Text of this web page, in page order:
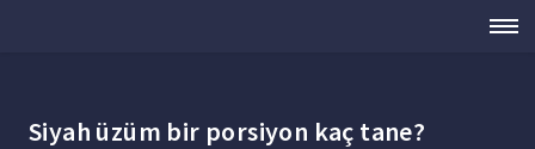
Siyah üzüm bir porsiyon kaç tane?